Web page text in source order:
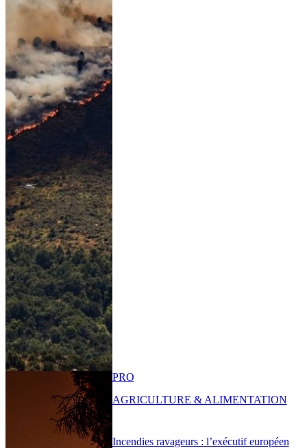
Incendies ravageurs : l’exécutif européen
PRO
AGRICULTURE & ALIMENTATION